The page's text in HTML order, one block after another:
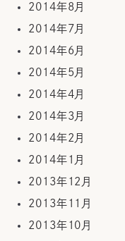
2014年8月
2014年7月
2014年6月
2014年5月
2014年4月
2014年3月
2014年2月
2014年1月
2013年12月
2013年11月
2013年10月